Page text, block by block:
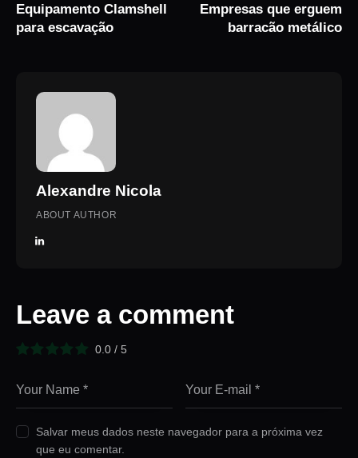
Equipamento Clamshell
para escavação
Empresas que erguem
barracão metálico
Alexandre Nicola
ABOUT AUTHOR
Leave a comment
0.0 / 5
Salvar meus dados neste navegador para a próxima vez
que eu comentar.